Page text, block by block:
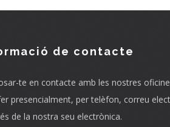
de contacte
te en contacte amb les nostres
presencialment, per telèfon, correu
de la nostra seu electrònica.